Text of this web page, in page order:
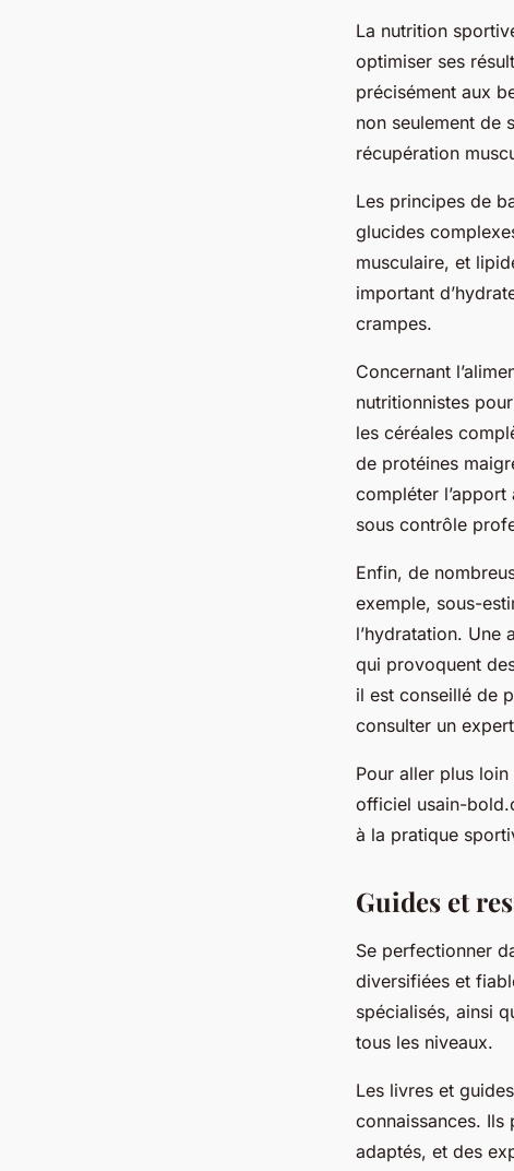
La nutrition
optimiser ses
précisément aux
non seulement de
récupération
Les principes de
glucides
musculaire, et
important
crampes.
Concernant
nutritionnistes
les céréales
de protéines
compléter
sous contrôle
Enfin, de
exemple, sous-
l’hydratation. Une
qui provoquent
il est conseillé de
consulter un
Pour aller plus
officiel usain-
à la pratique
Guides et
Se perfectionner
diversifiées et
spécialisés, ainsi
tous les niveaux.
Les livres et
connaissances. Ils
adaptés, et des